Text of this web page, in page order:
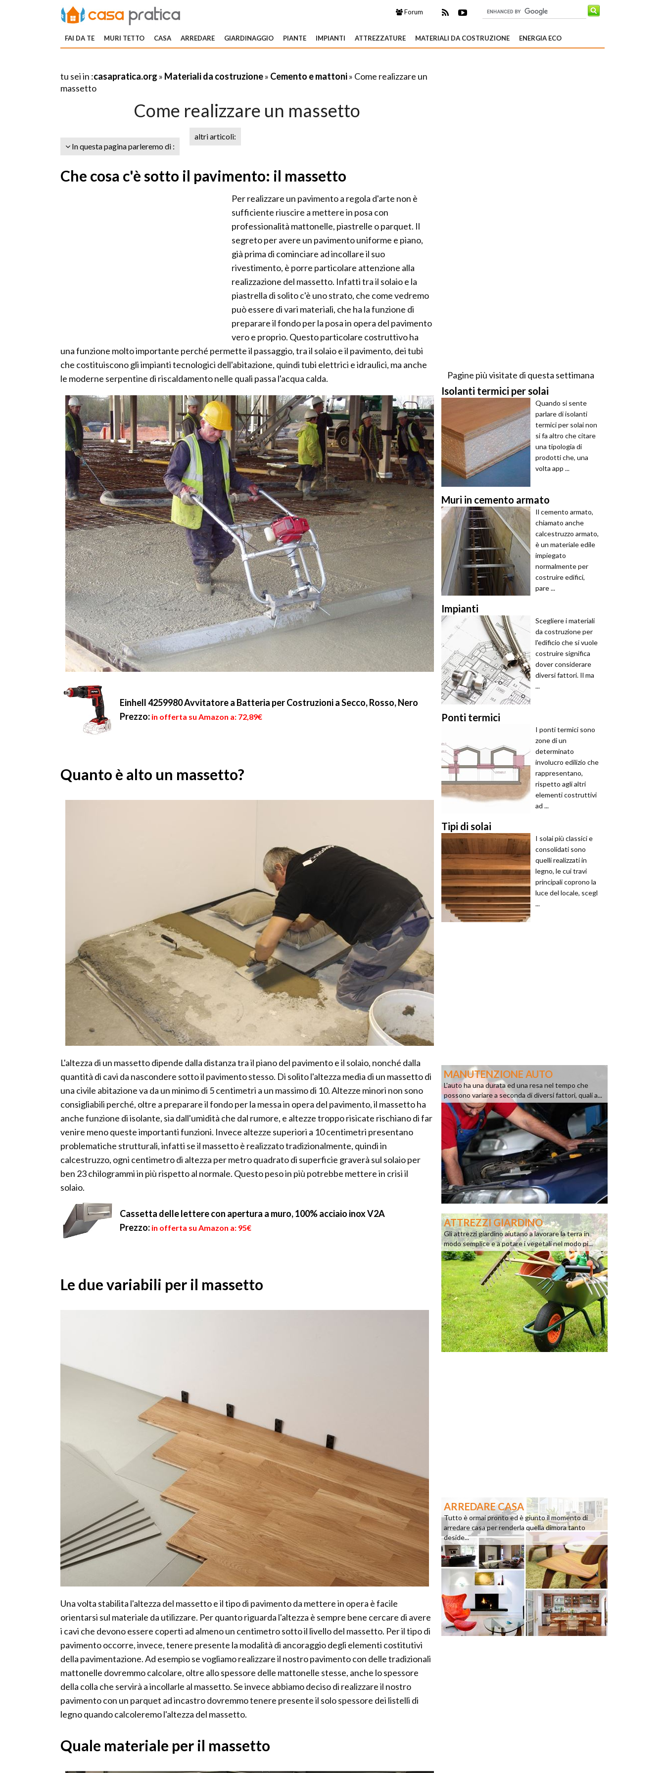
Forum
FAI DA TE MURI TETTO CASA ARREDARE GIARDINAGGIO PIANTE IMPIANTI ATTREZZATURE MATERIALI DA COSTRUZIONE ENERGIA ECO
tu sei in :casapratica.org » Materiali da costruzione» Cemento e mattoni» Come realizzare un
massetto
Come realizzare un massetto
In questa pagina parleremo di :
altri articoli:
Che cosa c'è sotto il pavimento: il massetto
Per realizzare un pavimento a regola d'arte non è
sufficiente riuscire a mettere in posa con
professionalità mattonelle, piastrelle o parquet. Il
segreto per avere un pavimento uniforme e piano,
già prima di cominciare ad incollare il suo
rivestimento, è porre particolare attenzione alla
realizzazione del massetto. Infatti tra il solaio e la
piastrella di solito c'è uno strato, che come vedremo
può essere di vari materiali, che ha la funzione di
preparare il fondo per la posa in opera del pavimento
vero e proprio. Questo particolare costruttivo ha
una funzione molto importante perché permette il passaggio, tra il solaio e il pavimento, dei tubi
che costituiscono gli impianti tecnologici dell'abitazione, quindi tubi elettrici e idraulici, ma anche
le moderne serpentine di riscaldamento nelle quali passa l'acqua calda.
Einhell 4259980 Avvitatore a Batteria per Costruzioni a Secco, Rosso, Nero
Prezzo: in offerta su Amazon a: 72,89€
Quanto è alto un massetto?
L'altezza di un massetto dipende dalla distanza tra il piano del pavimento e il solaio, nonché dalla
quantità di cavi da nascondere sotto il pavimento stesso. Di solito l'altezza media di un massetto di
una civile abitazione va da un minimo di 5 centimetri a un massimo di 10. Altezze minori non sono
consigliabili perché, oltre a preparare il fondo per la messa in opera del pavimento, il massetto ha
anche funzione di isolante, sia dall'umidità che dal rumore, e altezze troppo risicate rischiano di far
venire meno queste importanti funzioni. Invece altezze superiori a 10 centimetri presentano
problematiche strutturali, infatti se il massetto è realizzato tradizionalmente, quindi in
calcestruzzo, ogni centimetro di altezza per metro quadrato di superficie graverà sul solaio per
ben 23 chilogrammi in più rispetto al normale. Questo peso in più potrebbe mettere in crisi il
solaio.
Cassetta delle lettere con apertura a muro, 100% acciaio inox V2A
Prezzo: in offerta su Amazon a: 95€
Le due variabili per il massetto
Una volta stabilita l'altezza del massetto e il tipo di pavimento da mettere in opera è facile
orientarsi sul materiale da utilizzare. Per quanto riguarda l'altezza è sempre bene cercare di avere
i cavi che devono essere coperti ad almeno un centimetro sotto il livello del massetto. Per il tipo di
pavimento occorre, invece, tenere presente la modalità di ancoraggio degli elementi costitutivi
della pavimentazione. Ad esempio se vogliamo realizzare il nostro pavimento con delle tradizionali
mattonelle dovremmo calcolare, oltre allo spessore delle mattonelle stesse, anche lo spessore
della colla che servirà a incollarle al massetto. Se invece abbiamo deciso di realizzare il nostro
pavimento con un parquet ad incastro dovremmo tenere presente il solo spessore dei listelli di
legno quando calcoleremo l'altezza del massetto.
Quale materiale per il massetto
Pagine più visitate di questa settimana
Isolanti termici per solai
Quando si sente
parlare di isolanti
termici per solai non
si fa altro che citare
una tipologia di
prodotti che, una
volta app ...
Muri in cemento armato
Il cemento armato,
chiamato anche
calcestruzzo armato,
è un materiale edile
impiegato
normalmente per
costruire edifici,
pare ...
Impianti
Scegliere i materiali
da costruzione per
l'edificio che si vuole
costruire significa
dover considerare
diversi fattori. Il ma
...
Ponti termici
I ponti termici sono
zone di un
determinato
involucro edilizio che
rappresentano,
rispetto agli altri
elementi costruttivi
ad ...
Tipi di solai
I solai più classici e
consolidati sono
quelli realizzati in
legno, le cui travi
principali coprono la
luce del locale, scegl
...
MANUTENZIONE AUTO
L'auto ha una durata ed una resa nel tempo che
possono variare a seconda di diversi fattori, quali a...
ATTREZZI GIARDINO
Gli attrezzi giardino aiutano a lavorare la terra in
modo semplice e a potare i vegetali nel modo pi...
ARREDARE CASA
Tutto è ormai pronto ed è giunto il momento di
arredare casa per renderla quella dimora tanto
deside...